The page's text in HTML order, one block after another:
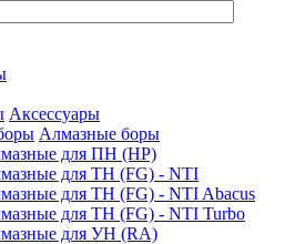
Аксессуары
Алмазные боры
для ПН (HP)
для ТН (FG) - NTI
для ТН (FG) - NTI Abacus
для ТН (FG) - NTI Turbo
для УН (RA)